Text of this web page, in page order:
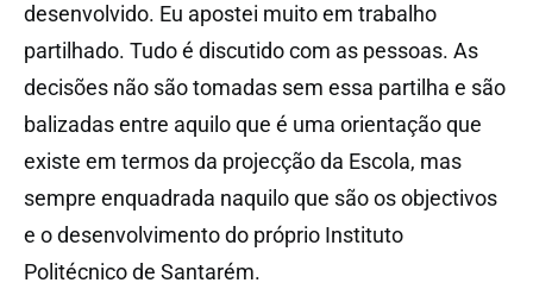
desenvolvido. Eu apostei muito em trabalho
partilhado. Tudo é discutido com as pessoas. As
decisões não são tomadas sem essa partilha e são
balizadas entre aquilo que é uma orientação que
existe em termos da projecção da Escola, mas
sempre enquadrada naquilo que são os objectivos
e o desenvolvimento do próprio Instituto
Politécnico de Santarém.